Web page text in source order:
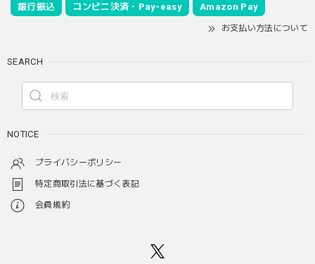
銀行振込 コンビニ決済・Pay-easy Amazon Pay
お支払い方法について
SEARCH
NOTICE
プライバシーポリシー
特定商取引法に基づく表記
会員規約